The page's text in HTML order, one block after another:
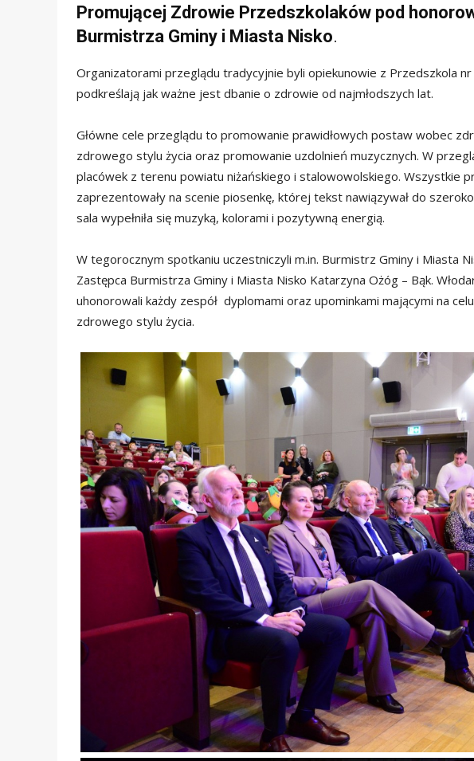
Promującej Zdrowie Przedszkolaków pod
Burmistrza Gminy i Miasta Nisko.
Organizatorami przeglądu tradycyjnie byli opiekunowie z Przedszkola
podkreślają jak ważne jest dbanie o zdrowie od najmłodszych lat.
Główne cele przeglądu to promowanie prawidłowych postaw wobec
zdrowego stylu życia oraz promowanie uzdolnień muzycznych. W
placówek z terenu powiatu niżańskiego i stalowowolskiego. Wszystkie
zaprezentowały na scenie piosenkę, której tekst nawiązywał do
sala wypełniła się muzyką, kolorami i pozytywną energią.
W tegorocznym spotkaniu uczestniczyli m.in. Burmistrz Gminy i Miasta
Zastępca Burmistrza Gminy i Miasta Nisko Katarzyna Ożóg – Bąk.
uhonorowali każdy zespół dyplomami oraz upominkami mającymi na
zdrowego stylu życia.